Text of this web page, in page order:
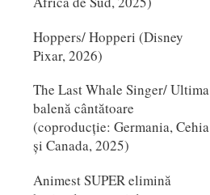
Hoppers/ Hopperi (Disney
Pixar, 2026)
The Last Whale Singer/ Ultima
balenă cântătoare
(coproducție: Germania, Cehia
și Canada, 2025)
Animest SUPER elimină